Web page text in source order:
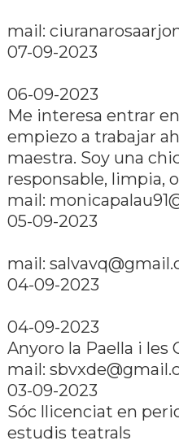
mail:
07-09-2023
06-09-2023
Me interesa entrar
empiezo a trabajar
maestra. Soy una
responsable, limpia,
mail:
05-09-2023
mail:
04-09-2023
04-09-2023
Anyoro la Paella i les
mail:
03-09-2023
Sóc llicenciat en
estudis teatrals